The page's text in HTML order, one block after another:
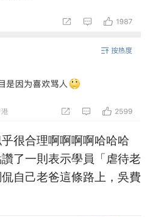
很合理啊啊啊啊哈哈哈
了一則表示學員「虐待老
自己老爸這條路上，吳費